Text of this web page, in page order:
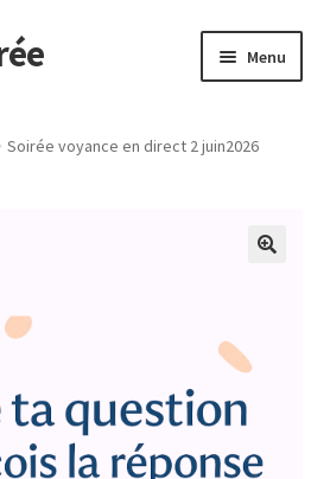
Menu
Soirée voyance en direct 2 juin2026